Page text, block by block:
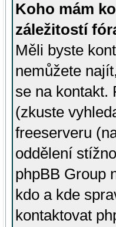
Koho mám
záležitostí
Měli byste
nemůžete
se na kontakt.
(zkuste
freeserveru
oddělení
phpBB Group
kdo a kde
kontaktovat